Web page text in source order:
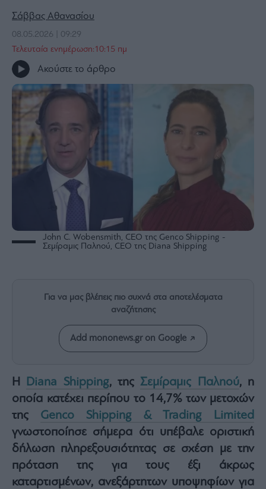
The
Wiseman
301
My
Story
Media
Winners
Losers
θετικά
Mononews2030
Άρθρα
Auto
Life
&
Style
Υγεία
Architecture
&
Design
Σάββας Αθανασίου
08.05.2026 | 09:29
Τελευταία ενημέρωση:10:15 πμ
Ακούστε το άρθρο
John C. Wobensmith, CEO της Genco Shipping -
Σεμίραμις Παληού, CEO της Diana Shipping
Για να μας βλέπεις πιο συχνά στα αποτελέσματα
αναζήτησης
Add mononews.gr on Google
Η Diana Shipping, τηςΣεμίραμις Παληού, η
οποία κατέχει περίπου το 14,7% των μετοχών
της Genco Shipping & Trading Limited
γνωστοποίησε σήμερα ότι υπέβαλε οριστική
δήλωση πληρεξουσιότητας σε σχέση με την
πρόταση της για τους έξι άκρως
καταρτισμένων, ανεξάρτητων υποψηφίων για